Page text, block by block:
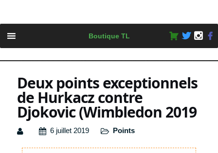
content
Boutique TL
Deux points exceptionnels
de Hurkacz contre
Djokovic (Wimbledon 2019
6 juillet 2019 Points